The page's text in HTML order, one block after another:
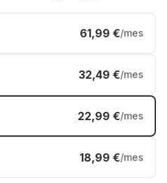
61,99 €/mes
32,49 €/mes
22,99 €/mes
18,99 €/mes